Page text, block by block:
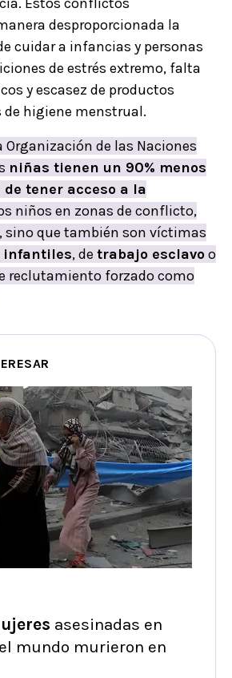
desproporcionada la
cuidar a infancias y personas
de estrés extremo, falta
y escasez de productos
de higiene menstrual.
Organización de las Naciones
niñas tienen un 90% menos
tener acceso a la
niños en zonas de conflicto,
sino que también son víctimas
infantiles, de trabajo esclavoo
reclutamiento forzado como
asesinadas en
mundo murieron en